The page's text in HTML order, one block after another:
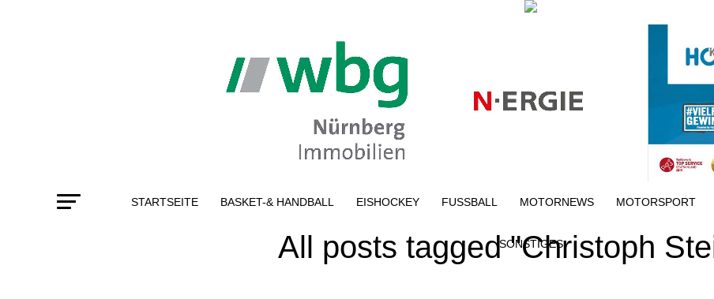
STARTSEITE BASKET-& HANDBALL EISHOCKEY FUSSBALL MOTORNEWS MOTORSPORT
SONSTIGES
All posts tagged "Christoph